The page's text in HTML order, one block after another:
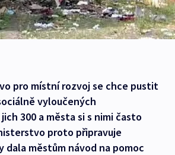
pro místní rozvoj se chce pustit
vyloučených
300 a města si s nimi často
proto připravuje
dala městům návod na pomoc